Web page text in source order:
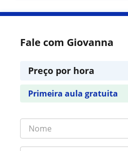
Fale com Giovanna
Preço por hora
Primeira aula gratuita